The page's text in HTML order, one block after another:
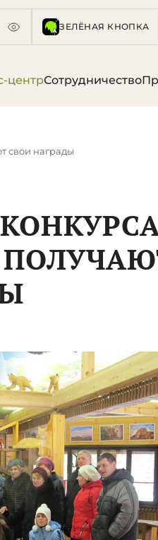
ЗЕЛЁНАЯ КНОПКА
центрСотрудничество
свои награды